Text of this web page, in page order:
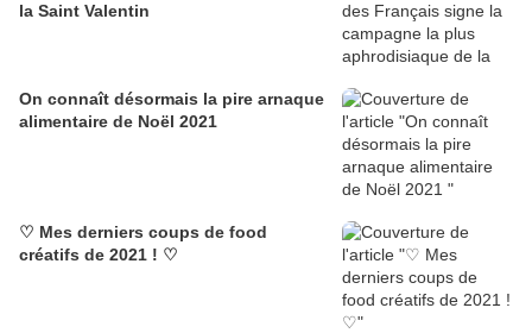
la Saint Valentin
On connaît désormais la pire arnaque
alimentaire de Noël 2021
♡ Mes derniers coups de food
créatifs de 2021 ! ♡